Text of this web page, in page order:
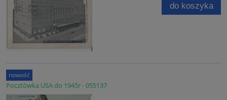
do koszyka
Pocztówka USA do 1945r - 055137
nowość